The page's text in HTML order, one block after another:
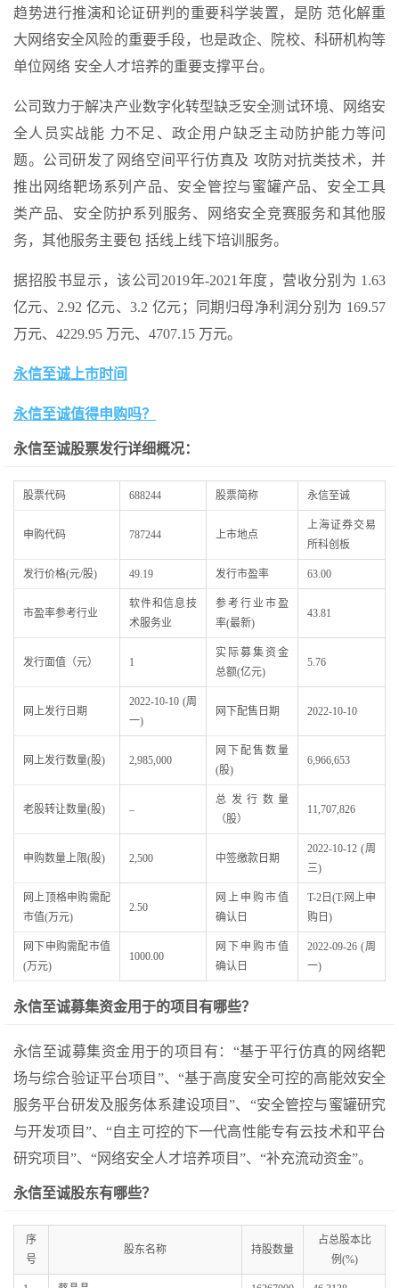
趋势进行推演和论证研判的重要科学装置，是防 范化解重
大网络安全风险的重要手段，也是政企、院校、科研机构等
单位网络 安全人才培养的重要支撑平台。
公司致力于解决产业数字化转型缺乏安全测试环境、网络安
全人员实战能 力不足、政企用户缺乏主动防护能力等问
题。公司研发了网络空间平行仿真及 攻防对抗类技术，并
推出网络靶场系列产品、安全管控与蜜罐产品、安全工具
类产品、安全防护系列服务、网络安全竞赛服务和其他服
务，其他服务主要包 括线上线下培训服务。
据招股书显示，该公司2019年-2021年度，营收分别为 1.63
亿元、2.92 亿元、3.2 亿元；同期归母净利润分别为 169.57
万元、4229.95 万元、4707.15 万元。
永信至诚上市时间
永信至诚值得申购吗？
永信至诚股票发行详细概况：
股票代码 688244 股票简称 永信至诚
申购代码 787244 上市地点
上海证券交易
所科创板
发行价格(元/股) 49.19 发行市盈率 63.00
市盈率参考行业
软件和信息技
术服务业
参考行业市盈
率(最新)
43.81
发行面值（元） 1
实际募集资金
总额(亿元)
5.76
网上发行日期
2022-10-10 (周
一)
网下配售日期 2022-10-10
网上发行数量(股) 2,985,000
网下配售数量
(股)
6,966,653
老股转让数量(股) –
总发行数量
（股）
11,707,826
申购数量上限(股) 2,500 中签缴款日期
2022-10-12 (周
三)
网上顶格申购需配
市值(万元)
2.50
网上申购市值
确认日
T-2日(T:网上申
购日)
网下申购需配市值
(万元)
1000.00
网下申购市值
确认日
2022-09-26 (周
一)
永信至诚募集资金用于的项目有哪些？
永信至诚募集资金用于的项目有：“基于平行仿真的网络靶
场与综合验证平台项目”、“基于高度安全可控的高能效安全
服务平台研发及服务体系建设项目”、“安全管控与蜜罐研究
与开发项目”、“自主可控的下一代高性能专有云技术和平台
研究项目”、“网络安全人才培养项目”、“补充流动资金”。
永信至诚股东有哪些？
序
号
股东名称 持股数量
占总股本比
例(%)